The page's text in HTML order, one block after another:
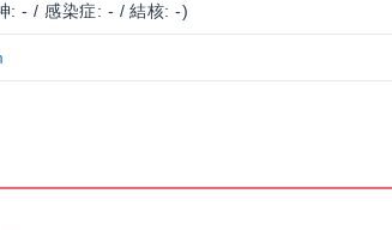
: - / 感染症: - / 結核: -)